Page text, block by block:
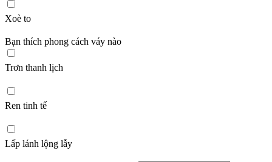
Xoè to
Bạn thích phong cách váy nào
Trơn thanh lịch
Ren tinh tế
Lấp lánh lộng lẫy